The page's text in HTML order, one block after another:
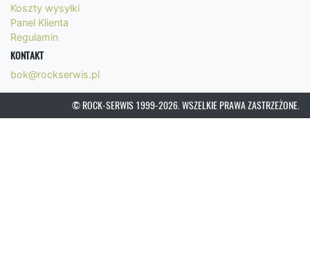
Koszty wysyłki
Panel Klienta
Regulamin
KONTAKT
bok@rockserwis.pl
© ROCK-SERWIS 1999-2026. WSZELKIE PRAWA ZASTRZEŻONE.